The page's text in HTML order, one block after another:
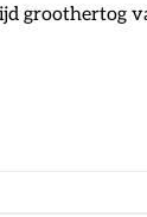
groothertog